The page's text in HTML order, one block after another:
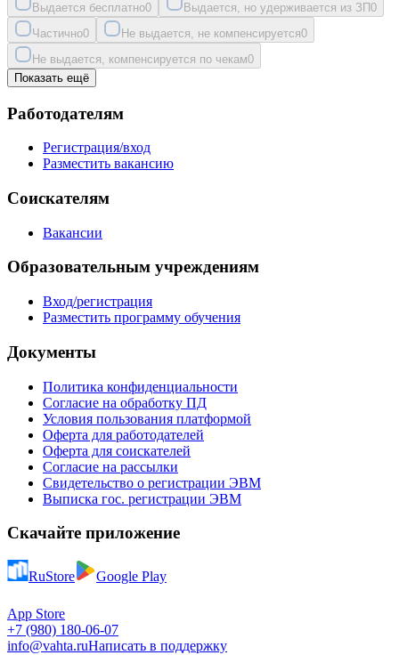
Выдается бесплатно0 Выдается, но удерживается из ЗП0
Частично0 Не выдается, не компенсируется0
Не выдается, компенсируется по чекам0
Показать ещё
Работодателям
Регистрация/вход
Разместить вакансию
Соискателям
Вакансии
Образовательным учреждениям
Вход/регистрация
Разместить программу обучения
Документы
Политика конфиденциальности
Согласие на обработку ПД
Условия пользования платформой
Оферта для работодателей
Оферта для соискателей
Согласие на рассылки
Свидетельство о регистрации ЭВМ
Выписка гос. регистрации ЭВМ
Скачайте приложение
RuStore Google Play
App Store
+7 (980) 180-06-07
info@vahta.ruНаписать в поддержку